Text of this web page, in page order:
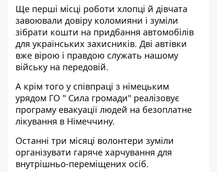
Ще перші місці роботи хлопці й дівчата
завоювали довіру коломияни і зуміли
зібрати кошти на придбання автомобілів
для українських захисників. Дві автівки
вже вірою і правдою служать нашому
війську на передовій.
А крім того у співпраці з німецьким
урядом ГО " Сила громади" реалізовує
програму евакуації людей на безоплатне
лікування в Німеччину.
Останні три місяці волонтери зуміли
організувати гаряче харчування для
внутрішньо-переміщених осіб.